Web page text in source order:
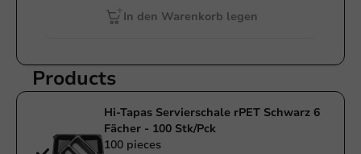
In den Warenkorb legen
Products
Hi-Tapas Servierschale rPET Schwarz 6
Fächer - 100 Stk/Pck
100 pieces